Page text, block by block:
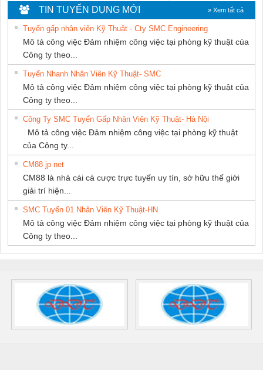
MARINE
SUPPLY
TIN TUYỂN DỤNG MỚI » Xem tất cả
Tuyển gấp nhân viên Kỹ Thuật - Cty SMC Engineering
Mô tả công việc Đảm nhiệm công việc tại phòng kỹ thuật của
Công ty theo...
Tuyển Nhanh Nhân Viên Kỹ Thuật- SMC
Mô tả công việc Đảm nhiệm công việc tại phòng kỹ thuật của
Công ty theo...
Công Ty SMC Tuyển Gấp Nhân Viên Kỹ Thuật- Hà Nội
Mô tả công việc Đảm nhiệm công việc tại phòng kỹ thuật
của Công ty...
CM88 jp net
CM88 là nhà cái cá cược trực tuyến uy tín, sở hữu thế giới
giải trí hiện...
SMC Tuyển 01 Nhân Viên Kỹ Thuật-HN
Mô tả công việc Đảm nhiệm công việc tại phòng kỹ thuật của
Công ty theo...